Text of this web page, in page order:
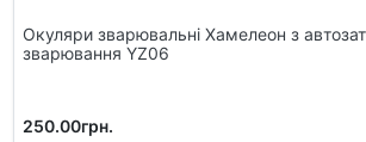
Окуляри зварювальні Хамелеон з
зварювання YZ06
250.00грн.